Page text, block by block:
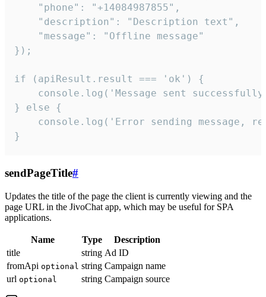
    "phone": "+14084987855",
    "description": "Description text",
    "message": "Offline message"
});
if (apiResult.result === 'ok') {
console.log('Message sent
} else {
console.log('Error sending message,
}
sendPageTitle#
Updates the title of the page the client is currently viewing and the
page URL in the JivoChat app, which may be useful for SPA
applications.
Name Type
Description
title
string Ad ID
fromApi optional string Campaign name
url optional string Campaign source